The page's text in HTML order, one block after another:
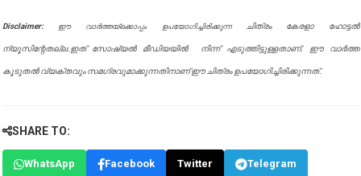
Disclaimer: ഈ വാർത്തയ്ക്കൊപ്പം ഉപയോഗിച്ചിരിക്കുന്ന ചിത്രം കേരളാ ഹോട്ടൽ
ന്യൂസിന്റേതല്ല.ഇത് സോഷ്യൽ മീഡിയയിൽ നിന്ന് എടുത്തിട്ടുള്ളതാണ്. ഈ വാർത്ത
കൂടുതൽ വ്യക്തവും സമഗ്രവുമാക്കുന്നതിനാണ് ഈ ചിത്രം ഉപയോഗിച്ചിരിക്കുന്നത്.
SHARE TO:
WhatsApp Facebook Twitter Telegram